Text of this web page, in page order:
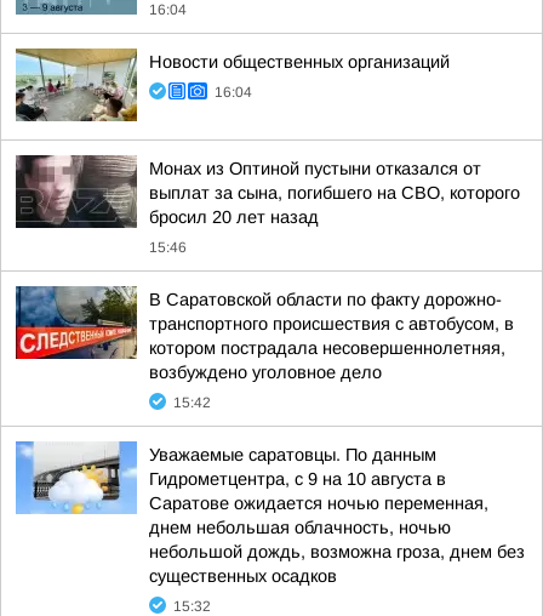
16:04
Новости общественных организаций
16:04
Монах из Оптиной пустыни отказался от
выплат за сына, погибшего на СВО, которого
бросил 20 лет назад
15:46
В Саратовской области по факту дорожно-
транспортного происшествия с автобусом, в
котором пострадала несовершеннолетняя,
возбуждено уголовное дело
15:42
Уважаемые саратовцы. По данным
Гидрометцентра, с 9 на 10 августа в
Саратове ожидается ночью переменная,
днем небольшая облачность, ночью
небольшой дождь, возможна гроза, днем без
существенных осадков
15:32